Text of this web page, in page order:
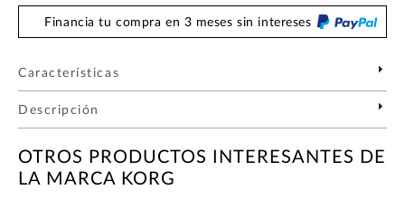
Financia tu compra en 3 meses sin intereses
Características
Descripción
OTROS PRODUCTOS INTERESANTES DE
LA MARCA KORG